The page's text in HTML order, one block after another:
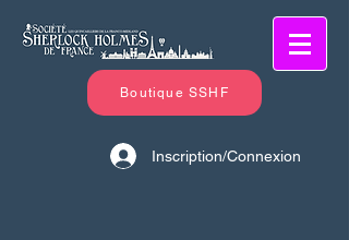
Boutique SSHF
Inscription/Connexion